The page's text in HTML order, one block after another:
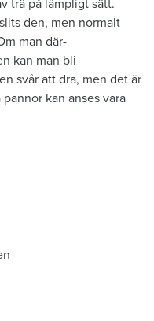
trä på lämpligt sätt.
den, men normalt
man där-
kan man bli
svår att dra, men det är
kan anses vara